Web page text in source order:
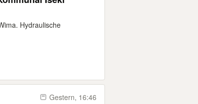
Hydraulische
Gestern, 16:46